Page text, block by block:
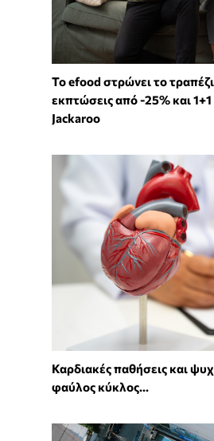
Το efood στρώνει το
εκπτώσεις από -25% και
Jackaroo
Καρδιακές παθήσεις και
φαύλος κύκλος...